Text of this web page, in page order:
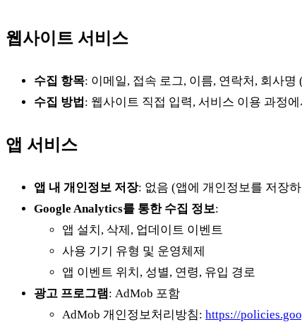
웹사이트 서비스
수집 항목: 이메일, 접속 로그, 이름, 연락처, 회사명
수집 방법 : 웹사이트 직접 입력, 서비스 이용 과정
앱 서비스
앱 내 개인정보 저장: 없음 (앱에 개인정보를 저장
Google Analytics를 통한 수집 정보:
앱 설치, 삭제, 업데이트 이벤트
사용 기기 유형 및 운영체제
앱 이벤트 위치, 성별, 연령, 유입 경로
광고 프로그램: AdMob 포함
AdMob 개인정보처리방침: https://